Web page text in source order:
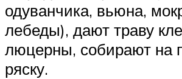
одуванчика, вьюна,
лебеды), дают траву
люцерны, собирают на
ряску.